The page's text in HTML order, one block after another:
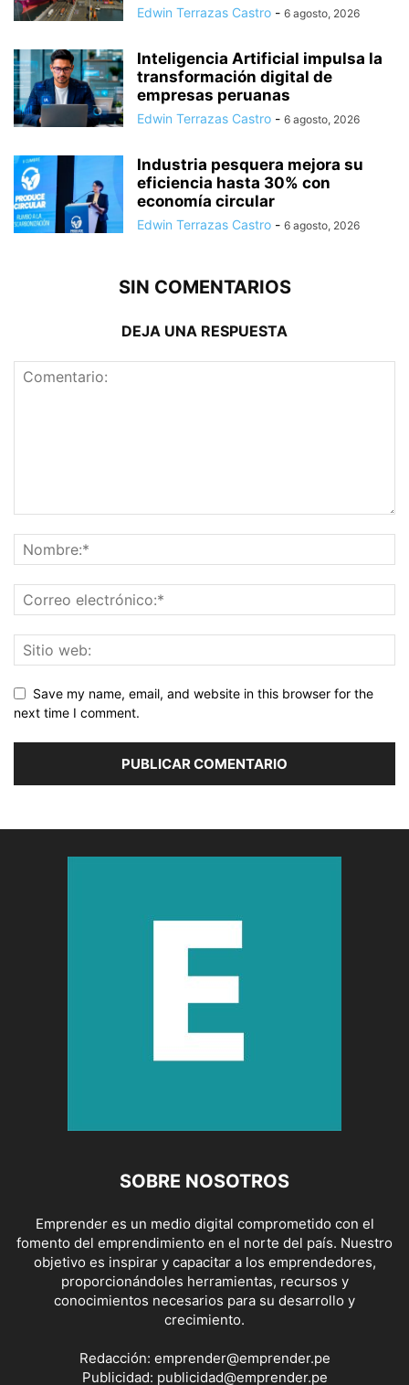
Edwin Terrazas Castro - 6 agosto, 2026
Inteligencia Artificial impulsa la
transformación digital de
empresas peruanas
Edwin Terrazas Castro - 6 agosto, 2026
Industria pesquera mejora su
eficiencia hasta 30% con
economía circular
Edwin Terrazas Castro - 6 agosto, 2026
SIN COMENTARIOS
DEJA UNA RESPUESTA
Save my name, email, and website in this browser for the
next time I comment.
SOBRE NOSOTROS
Emprender es un medio digital comprometido con el
fomento del emprendimiento en el norte del país. Nuestro
objetivo es inspirar y capacitar a los emprendedores,
proporcionándoles herramientas, recursos y
conocimientos necesarios para su desarrollo y
crecimiento.
Redacción: emprender@emprender.pe
Publicidad: publicidad@emprender.pe